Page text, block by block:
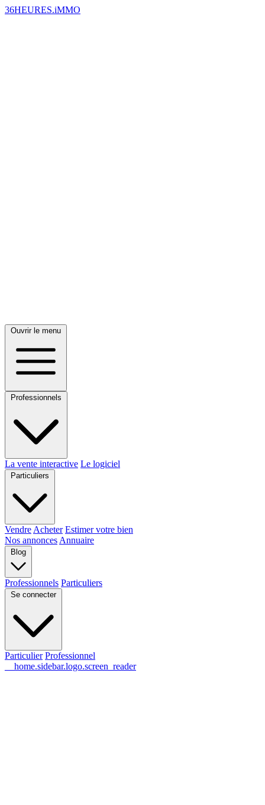
36HEURES.iMMO
Ouvrir le menu
Professionnels
La vente interactive Le logiciel
Particuliers
Vendre Acheter Estimer votre bien
Nos annonces Annuaire
Blog
Professionnels Particuliers
Se connecter
Particulier Professionnel
__home.sidebar.logo.screen_reader